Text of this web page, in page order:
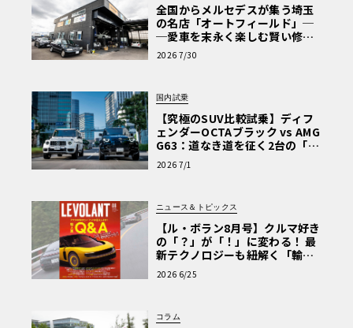
全国からメルセデスが集う埼玉
の名店「オートフィールド」─
─愛車を末永く楽しむ賢い修理
術と、プロがフックス製オイル
を選ぶ理由〈PR〉
2026 7/30
国内試乗
【究極のSUV比較試乗】ディフ
ェンダーOCTAブラック vs AMG
G63：道なき道を征く2台の「対
極的アプローチ」
2026 7/1
ニュース＆トピックス
【ル・ボラン8月号】クルマ好き
の「？」が「！」に変わる！ 最
新テクノロジーも紐解く「輸入
車Q&A」
2026 6/25
コラム